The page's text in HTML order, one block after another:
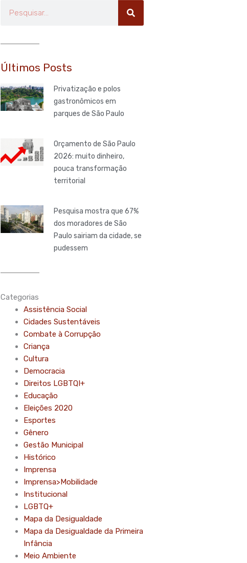
Últimos Posts
Privatização e polos
gastronômicos em
parques de São Paulo
Orçamento de São Paulo
2026: muito dinheiro,
pouca transformação
territorial
Pesquisa mostra que 67%
dos moradores de São
Paulo sairiam da cidade, se
pudessem
Categorias
Assistência Social
Cidades Sustentáveis
Combate à Corrupção
Criança
Cultura
Democracia
Direitos LGBTQI+
Educação
Eleições 2020
Esportes
Gênero
Gestão Municipal
Histórico
Imprensa
Imprensa>Mobilidade
Institucional
LGBTQ+
Mapa da Desigualdade
Mapa da Desigualdade da Primeira
Infância
Meio Ambiente